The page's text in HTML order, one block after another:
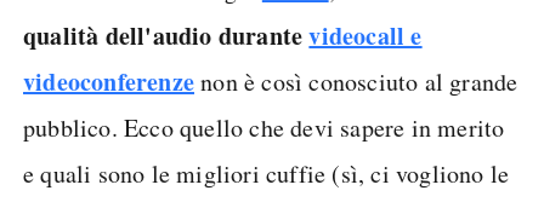
qualità dell'audio durantevideocall e
videoconferenzenon è così conosciuto al grande
pubblico. Ecco quello che devi sapere in merito
e quali sono le migliori cuffie (sì, ci vogliono le